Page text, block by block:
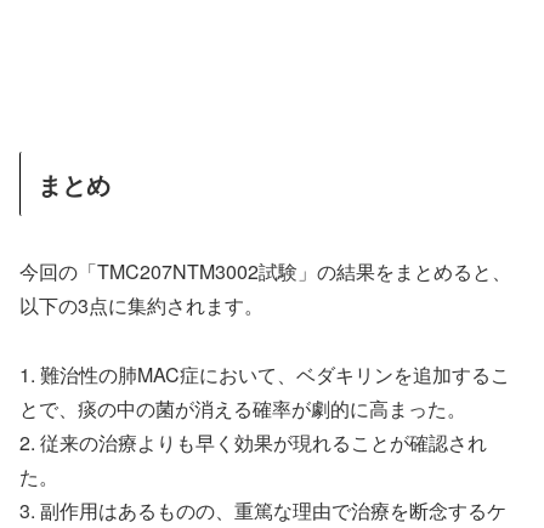
まとめ
今回の「TMC207NTM3002試験」の結果をまとめると、
以下の3点に集約されます。
1. 難治性の肺MAC症において、ベダキリンを追加するこ
とで、痰の中の菌が消える確率が劇的に高まった。
2. 従来の治療よりも早く効果が現れることが確認され
た。
3. 副作用はあるものの、重篤な理由で治療を断念するケ